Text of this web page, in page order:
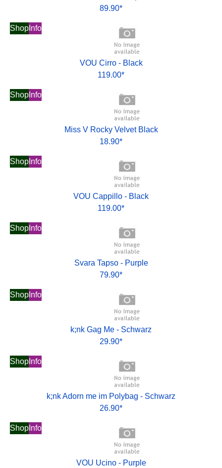
89.90*
Shop Info
VOU Cirro - Black
119.00*
Shop Info
Miss V Rocky Velvet Black
18.90*
Shop Info
VOU Cappillo - Black
119.00*
Shop Info
Svara Tapso - Purple
79.90*
Shop Info
k;nk Gag Me - Schwarz
29.90*
Shop Info
k;nk Adorn me im Polybag - Schwarz
26.90*
Shop Info
VOU Ucino - Purple